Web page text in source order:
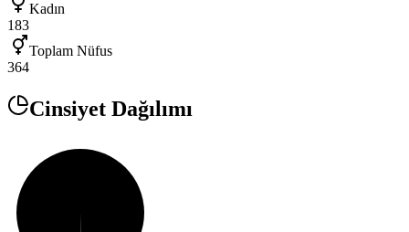
Kadın
183
Toplam Nüfus
364
Cinsiyet Dağılımı